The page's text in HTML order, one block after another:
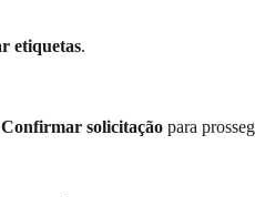
etiquetas.
Confirmar solicitação para